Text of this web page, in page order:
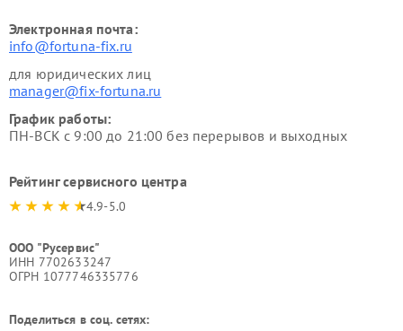
Электронная почта:
info@fortuna-fix.ru
для юридических лиц
manager@fix-fortuna.ru
График работы:
ПН-ВСК с 9:00 до 21:00 без перерывов и выходных
Рейтинг сервисного центра
4.9-5.0
ООО "Русервис"
ИНН 7702633247
ОГРН 1077746335776
Поделиться в соц. сетях: